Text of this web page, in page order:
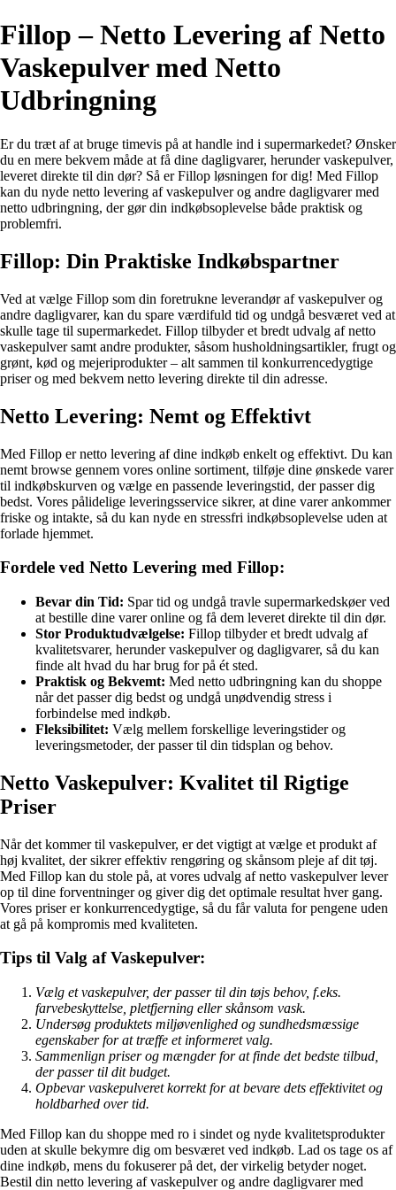
Fillop – Netto Levering af Netto
Vaskepulver med Netto
Udbringning
Er du træt af at bruge timevis på at handle ind i supermarkedet? Ønsker
du en mere bekvem måde at få dine dagligvarer, herunder vaskepulver,
leveret direkte til din dør? Så er Fillop løsningen for dig! Med Fillop
kan du nyde netto levering af vaskepulver og andre dagligvarer med
netto udbringning, der gør din indkøbsoplevelse både praktisk og
problemfri.
Fillop: Din Praktiske Indkøbspartner
Ved at vælge Fillop som din foretrukne leverandør af vaskepulver og
andre dagligvarer, kan du spare værdifuld tid og undgå besværet ved at
skulle tage til supermarkedet. Fillop tilbyder et bredt udvalg af netto
vaskepulver samt andre produkter, såsom husholdningsartikler, frugt og
grønt, kød og mejeriprodukter – alt sammen til konkurrencedygtige
priser og med bekvem netto levering direkte til din adresse.
Netto Levering: Nemt og Effektivt
Med Fillop er netto levering af dine indkøb enkelt og effektivt. Du kan
nemt browse gennem vores online sortiment, tilføje dine ønskede varer
til indkøbskurven og vælge en passende leveringstid, der passer dig
bedst. Vores pålidelige leveringsservice sikrer, at dine varer ankommer
friske og intakte, så du kan nyde en stressfri indkøbsoplevelse uden at
forlade hjemmet.
Fordele ved Netto Levering med Fillop:
Bevar din Tid: Spar tid og undgå travle supermarkedskøer ved
at bestille dine varer online og få dem leveret direkte til din dør.
Stor Produktudvælgelse: Fillop tilbyder et bredt udvalg af
kvalitetsvarer, herunder vaskepulver og dagligvarer, så du kan
finde alt hvad du har brug for på ét sted.
Praktisk og Bekvemt: Med netto udbringning kan du shoppe
når det passer dig bedst og undgå unødvendig stress i
forbindelse med indkøb.
Fleksibilitet: Vælg mellem forskellige leveringstider og
leveringsmetoder, der passer til din tidsplan og behov.
Netto Vaskepulver: Kvalitet til Rigtige
Priser
Når det kommer til vaskepulver, er det vigtigt at vælge et produkt af
høj kvalitet, der sikrer effektiv rengøring og skånsom pleje af dit tøj.
Med Fillop kan du stole på, at vores udvalg af netto vaskepulver lever
op til dine forventninger og giver dig det optimale resultat hver gang.
Vores priser er konkurrencedygtige, så du får valuta for pengene uden
at gå på kompromis med kvaliteten.
Tips til Valg af Vaskepulver:
Vælg et vaskepulver, der passer til din tøjs behov, f.eks.
farvebeskyttelse, pletfjerning eller skånsom vask.
Undersøg produktets miljøvenlighed og sundhedsmæssige
egenskaber for at træffe et informeret valg.
Sammenlign priser og mængder for at finde det bedste tilbud,
der passer til dit budget.
Opbevar vaskepulveret korrekt for at bevare dets effektivitet og
holdbarhed over tid.
Med Fillop kan du shoppe med ro i sindet og nyde kvalitetsprodukter
uden at skulle bekymre dig om besværet ved indkøb. Lad os tage os af
dine indkøb, mens du fokuserer på det, der virkelig betyder noget.
Bestil din netto levering af vaskepulver og andre dagligvarer med